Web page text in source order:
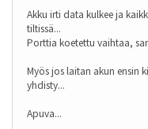
Akku irti data kulkee ja
tiltissä...
Porttia koetettu vaihtaa,
Myös jos laitan akun ensin
yhdisty...
Apuva...